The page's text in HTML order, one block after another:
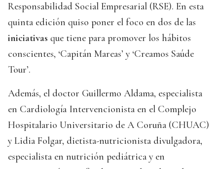
Responsabilidad Social Empresarial (RSE). En esta
quinta edición quiso poner el foco en dos de las
iniciativas que tiene para promover los hábitos
conscientes, ‘Capitán Mareas’ y ‘Creamos Saúde
Tour’.
Además, el doctor Guillermo Aldama, especialista
en Cardiología Intervencionista en el Complejo
Hospitalario Universitario de A Coruña (CHUAC)
y Lidia Folgar, dietista-nutricionista divulgadora,
especialista en nutrición pediátrica y en